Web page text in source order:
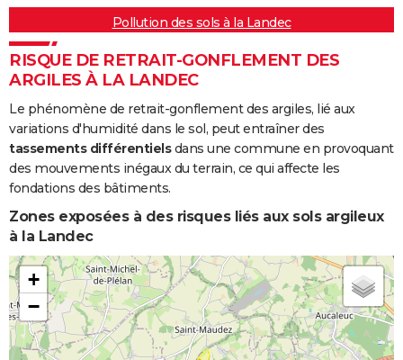
Pollution des sols à la Landec
RISQUE DE RETRAIT-GONFLEMENT DES
ARGILES À LA LANDEC
Le phénomène de retrait-gonflement des argiles, lié aux
variations d'humidité dans le sol, peut entraîner des
tassements différentielsdans une commune en provoquant
des mouvements inégaux du terrain, ce qui affecte les
fondations des bâtiments.
Zones exposées à des risques liés aux sols argileux
à la Landec
+
−